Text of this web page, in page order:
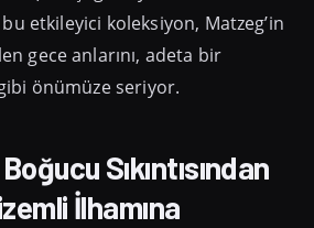
etkileyici koleksiyon, Matzeg’in
gece anlarını, adeta bir
önümüze seriyor.
Sıkıntısından
İlhamına